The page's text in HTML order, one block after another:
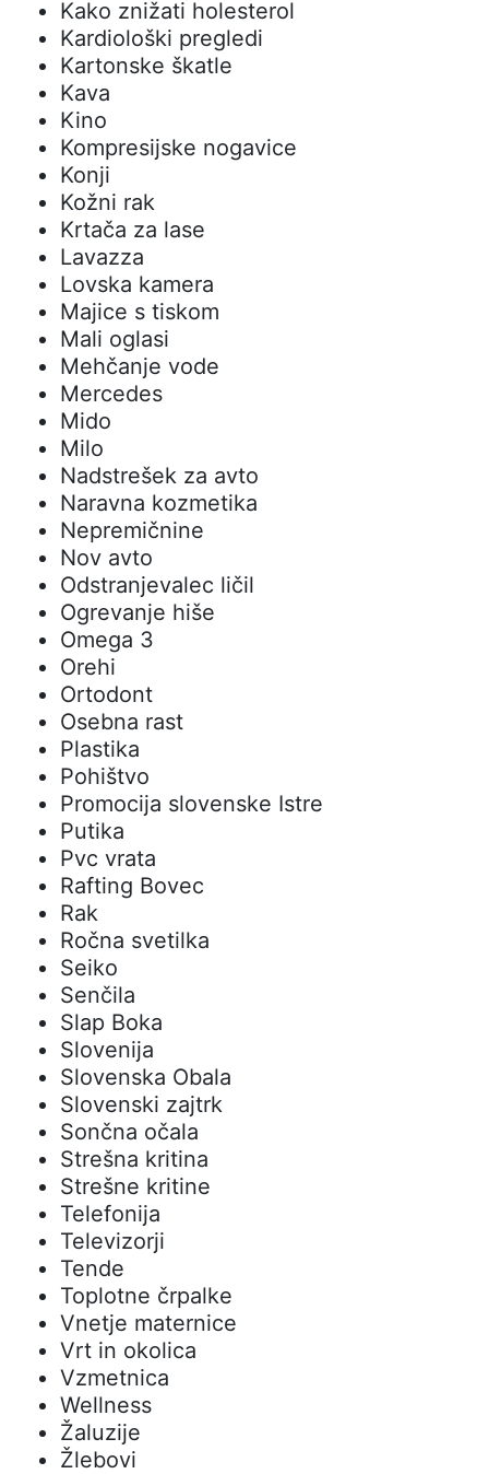
Kako znižati holesterol
Kardiološki pregledi
Kartonske škatle
Kava
Kino
Kompresijske nogavice
Konji
Kožni rak
Krtača za lase
Lavazza
Lovska kamera
Majice s tiskom
Mali oglasi
Mehčanje vode
Mercedes
Mido
Milo
Nadstrešek za avto
Naravna kozmetika
Nepremičnine
Nov avto
Odstranjevalec ličil
Ogrevanje hiše
Omega 3
Orehi
Ortodont
Osebna rast
Plastika
Pohištvo
Promocija slovenske Istre
Putika
Pvc vrata
Rafting Bovec
Rak
Ročna svetilka
Seiko
Senčila
Slap Boka
Slovenija
Slovenska Obala
Slovenski zajtrk
Sončna očala
Strešna kritina
Strešne kritine
Telefonija
Televizorji
Tende
Toplotne črpalke
Vnetje maternice
Vrt in okolica
Vzmetnica
Wellness
Žaluzije
Žlebovi